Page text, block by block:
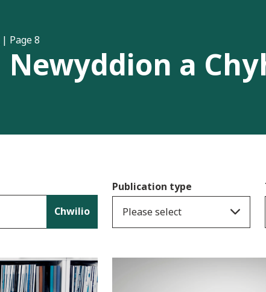
| Page 8
Newyddion a
Chwilio
Publication type
Please select